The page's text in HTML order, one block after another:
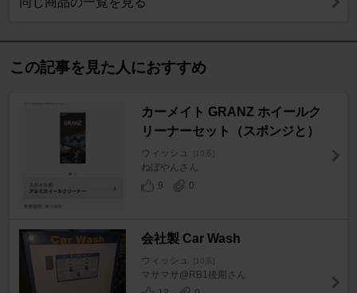
この記事を見た人におすすめ
カーメイト GRANZ ホイールク
リーナーセット（スポンジと）
ウィッシュ [10系]
ねぼやんさん
9
0
会社製 Car Wash
ウィッシュ [10系]
マサマサ@RB1後期さん